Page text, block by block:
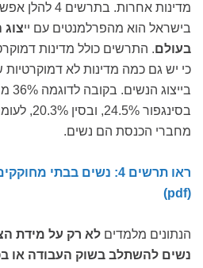
מדינות אחרות.
בישראל הוא מהפרלמנטים עם ייצוג
בעולם. התרשים כולל מדינות
כי יש גם כמה מדינות לא
מחברי הכנסת הם נשים.
(pdf)
הנתונים מלמדים לא רק על מידת
נשים להשתלב בשוק העבודה או